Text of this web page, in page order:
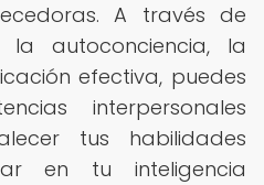
A través de
la autoconciencia, la
efectiva, puedes
interpersonales
tus habilidades
en tu inteligencia